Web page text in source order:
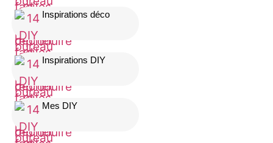
Inspirations déco
Inspirations DIY
Mes DIY